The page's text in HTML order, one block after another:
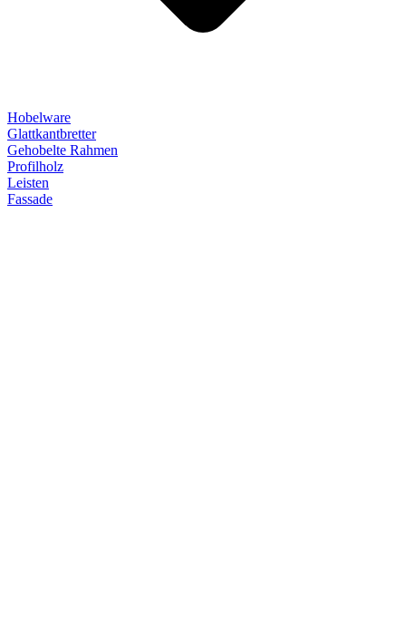
Hobelware
Glattkantbretter
Gehobelte Rahmen
Profilholz
Leisten
Fassade